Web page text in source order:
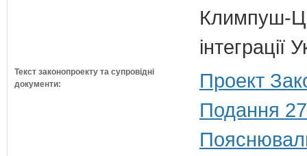
Климпуш-
Текст законопроекту та супровідні
документи:
Проект
Подання